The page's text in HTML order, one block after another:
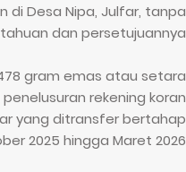
di Desa Nipa, Julfar, tanpa
dan persetujuannya.
gram emas atau setara
rekening koran
yang ditransfer bertahap
2025 hingga Maret 2026.